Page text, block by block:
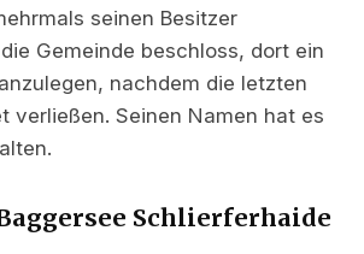
seinen Besitzer
Gemeinde beschloss, dort ein
nachdem die letzten
verließen. Seinen Namen hat es
Schlierferhaide